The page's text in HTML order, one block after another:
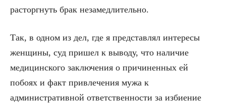
расторгнуть брак незамедлительно.
Так, в одном из дел, где я представлял интересы
женщины, суд пришел к выводу, что наличие
медицинского заключения о причиненных ей
побоях и факт привлечения мужа к
административной ответственности за избиение